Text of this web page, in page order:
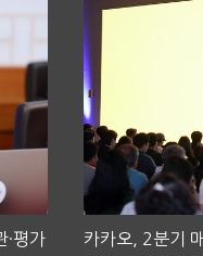
·평가
카카오, 2분기